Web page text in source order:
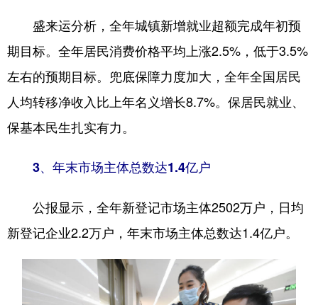
盛来运分析，全年城镇新增就业超额完成年初预
期目标。全年居民消费价格平均上涨2.5%，低于3.5%
左右的预期目标。兜底保障力度加大，全年全国居民
人均转移净收入比上年名义增长8.7%。保居民就业、
保基本民生扎实有力。
3、年末市场主体总数达1.4亿户
公报显示，全年新登记市场主体2502万户，日均
新登记企业2.2万户，年末市场主体总数达1.4亿户。